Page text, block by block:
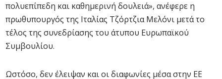
πολυεπίπεδη και καθημερινή δουλειά», ανέφερε η
πρωθυπουργός της Ιταλίας Τζόρτζια Μελόνι μετά το
τέλος της συνεδρίασης του άτυπου Ευρωπαϊκού
Συμβουλίου.
Ωστόσο, δεν έλειψαν και οι διαφωνίες μέσα στην ΕΕ